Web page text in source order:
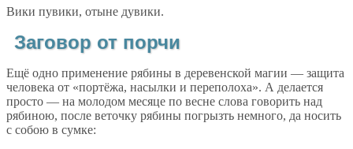
Вики пувики, отыне дувики.
Заговор от порчи
Ещё одно применение рябины в деревенской магии — защита
человека от «портёжа, насылки и переполоха». А делается
просто — на молодом месяце по весне слова говорить над
рябиною, после веточку рябины погрызть немного, да носить
с собою в сумке: